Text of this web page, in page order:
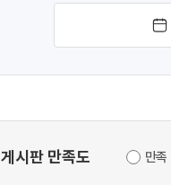
게시판 만족도 만족